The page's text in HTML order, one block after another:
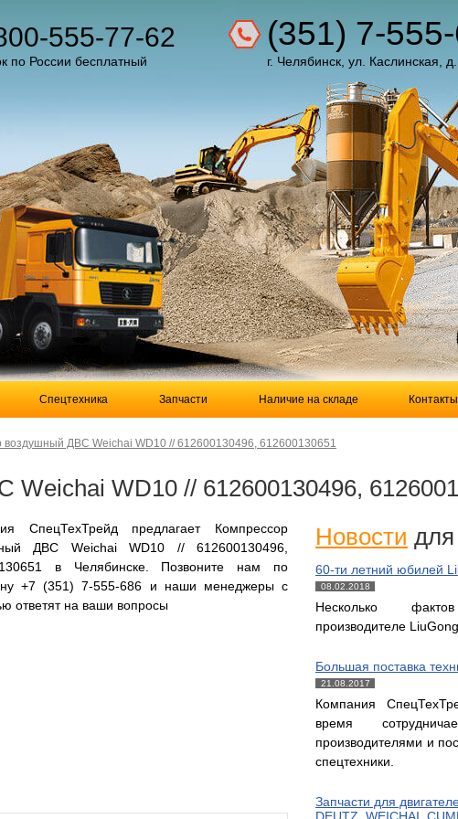
(351) 7-
г. Челябинск, ул. Каслинская,
555-77-62
по России бесплатный
Спецтехника Запчасти Наличие на складе Контакты
воздушный ДВС Weichai WD10 // 612600130496, 612600130651
WD10 // 612600130496,
СпецТехТрейд предлагает Компрессор
ДВС Weichai WD10 // 612600130496,
в Челябинске. Позвоните нам по
+7 (351) 7-555-686 и наши менеджеры с
ответят на ваши вопросы
Новости для
60-ти летний юбилей
08.02.2018
Несколько
производителе LiuGong.
Большая поставка
21.08.2017
Компания
время
производителями и
спецтехники.
Запчасти для